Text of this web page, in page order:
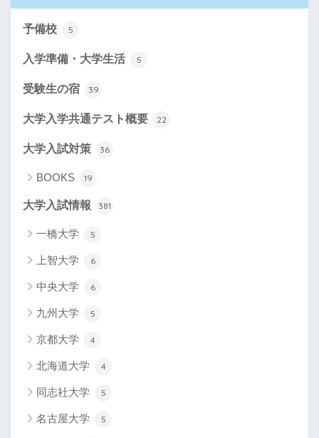
予備校 5
入学準備・大学生活 5
受験生の宿 39
大学入学共通テスト概要 22
大学入試対策 36
BOOKS 19
大学入試情報 381
一橋大学 5
上智大学 6
中央大学 6
九州大学 5
京都大学 4
北海道大学 4
同志社大学 5
名古屋大学 5